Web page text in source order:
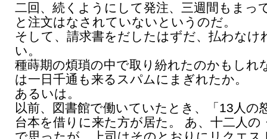
二回、続くようにして発注、三週間もまっ
と注文はなされていないというのだ。
そして、請求書をだしたはずだ、払わなけ
い。
種蒔期の煩瑣の中で取り紛れたのかもしれ
は一日千通も来るスパムにまぎれたか。
あるいは。
以前、図書館で働いていたとき、「13人の
台本を借りに来た方が居た。 あ、十二人の